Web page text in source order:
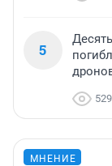
5
529
МНЕНИЕ